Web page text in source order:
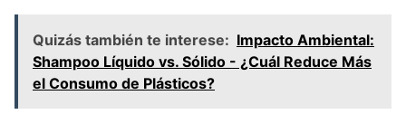
Quizás también te interese: Impacto Ambiental:
Shampoo Líquido vs. Sólido - ¿Cuál Reduce Más
el Consumo de Plásticos?